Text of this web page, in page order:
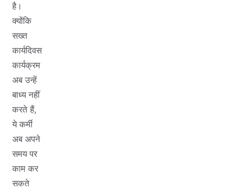
है।
क्योंकि
सख्त
कार्यदिवस
कार्यक्रम
अब उन्हें
बाध्य नहीं
करते हैं,
ये कर्मी
अब अपने
समय पर
काम कर
सकते